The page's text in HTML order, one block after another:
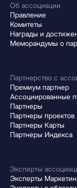
Об ассоциации
Правление
Комитеты
Награды и
Меморандумы о
Партнерство с
Премиум партнер
Ассоциированные
Партнеры
Партнеры проектов
Партнеры Карты
Партнеры Индекса
Эксперты
Эксперты